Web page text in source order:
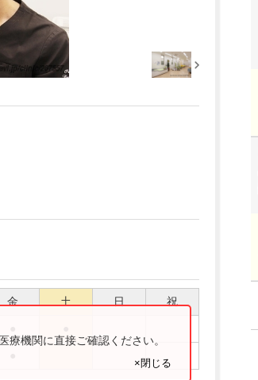
金 土 日 祝
機関に直接ご確認ください。
×閉じる